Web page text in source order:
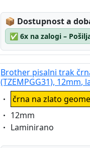
📦 Lagerstatus:
Dostupnost a
✅ 6x na zalogi –
Brother pisalni trak
(TZEMPGG31), 12mm,
Eigenschaft:
črna na zlato
Eigenschaft:
12mm
Eigenschaft:
Laminirano